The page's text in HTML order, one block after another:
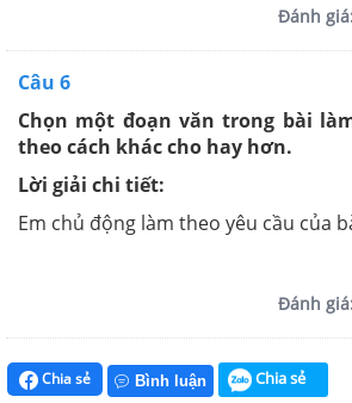
Đánh
Câu 6
Chọn một đoạn văn trong bài
theo cách khác cho hay hơn.
Lời giải chi tiết:
Em chủ động làm theo yêu cầu của
Đánh
Chia sẻ Bình luận Chia sẻ